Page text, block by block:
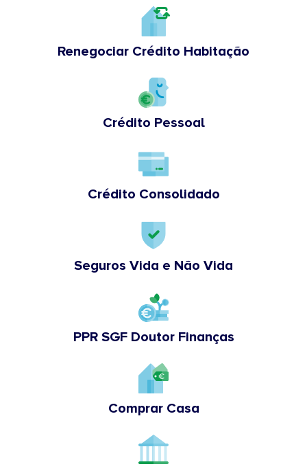
Renegociar Crédito Habitação
Crédito Pessoal
Crédito Consolidado
Seguros Vida e Não Vida
PPR SGF Doutor Finanças
Comprar Casa